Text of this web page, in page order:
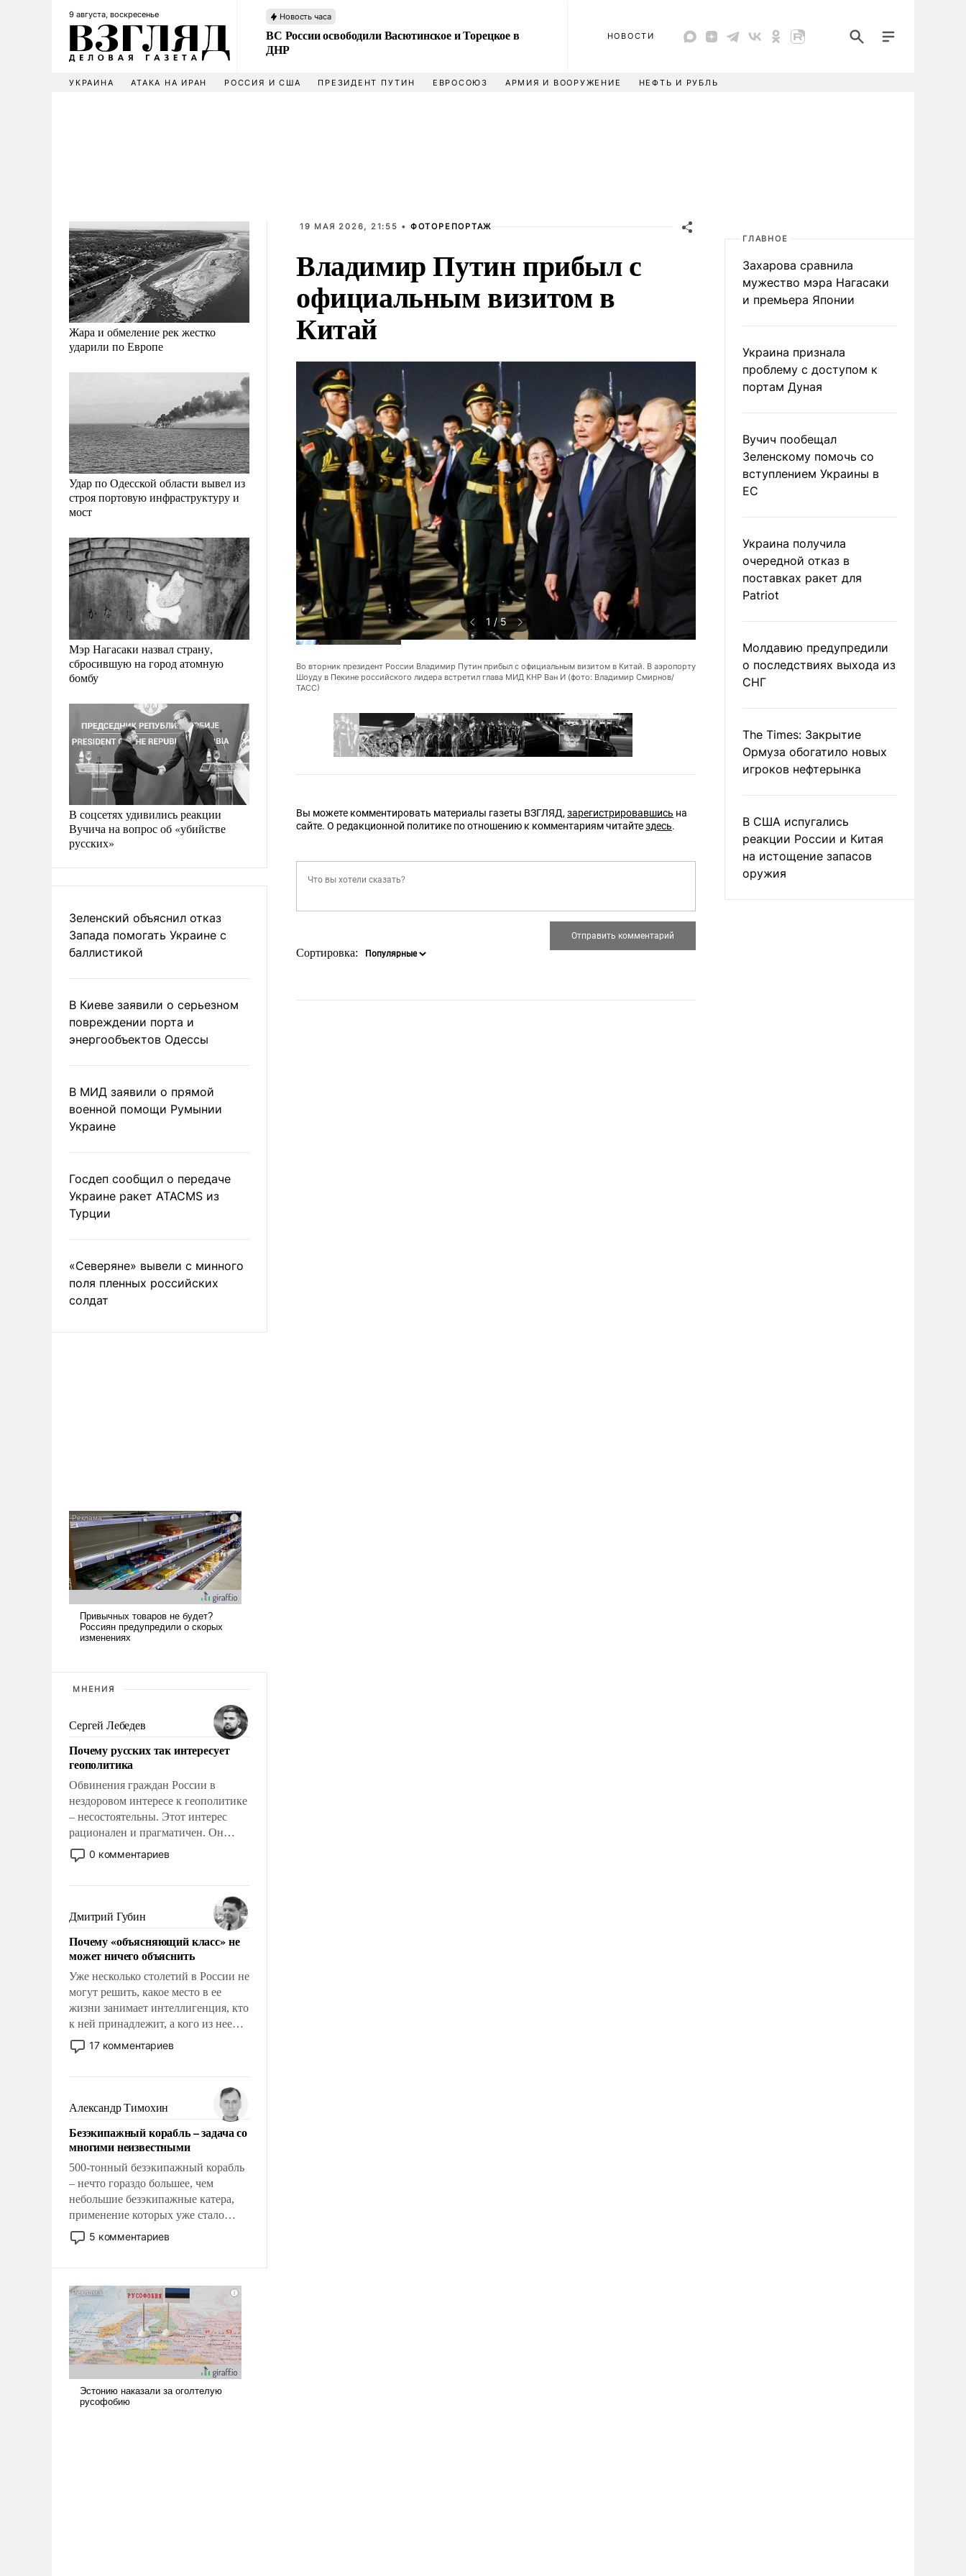
9 августа, воскресенье Новость часа
ВС России освободили Васютинское и Торецкое в
ДНР
НОВОСТИ
УКРАИНА АТАКА НА ИРАН РОССИЯ И США ПРЕЗИДЕНТ ПУТИН ЕВРОСОЮЗ АРМИЯ И ВООРУЖЕНИЕ НЕФТЬ И РУБЛЬ
Жара и обмеление рек жестко
ударили по Европе
Удар по Одесской области вывел из
строя портовую инфраструктуру и
мост
Мэр Нагасаки назвал страну,
сбросившую на город атомную
бомбу
В соцсетях удивились реакции
Вучича на вопрос об «убийстве
русских»
Зеленский объяснил отказ
Запада помогать Украине с
баллистикой
В Киеве заявили о серьезном
повреждении порта и
энергообъектов Одессы
В МИД заявили о прямой
военной помощи Румынии
Украине
Госдеп сообщил о передаче
Украине ракет ATACMS из
Турции
«Северяне» вывели с минного
поля пленных российских
солдат
МНЕНИЯ
Сергей Лебедев
Почему русских так интересует
геополитика
Обвинения граждан России в
нездоровом интересе к геополитике
– несостоятельны. Этот интерес
рационален и прагматичен. Он
обусловлен тысячелетним опытом
выживания в крайне непростых
знанием, что мировая политика
имеет свойство заявляться на порог
нашего дома.
0 комментариев
Дмитрий Губин
Почему «объясняющий класс» не
может ничего объяснить
Уже несколько столетий в России не
могут решить, какое место в ее
жизни занимает интеллигенция, кто
к ней принадлежит, а кого из нее
исключили с правом
восстановления и без оного. И чем
казалось, что эти вопросы решены
раз и навсегда, но – нет, не решены.
17 комментариев
Александр Тимохин
Безэкипажный корабль – задача со
многими неизвестными
500-тонный безэкипажный корабль
– нечто гораздо большее, чем
небольшие безэкипажные катера,
применение которых уже стало
обыденностью. Задача по созданию
такого корабля очень сложна и
наши боевые возможности.
5 комментариев
19 МАЯ 2026, 21:55 • ФОТОРЕПОРТАЖ
Владимир Путин прибыл с
официальным визитом в
Китай
самолета ожидал автомобиль Aurus с китайскими номерами, на котором
в ходе своего визита (фото: Владимир Смирнов/ТАСС)
Во вторник президент России Владимир Путин прибыл с официальным визитом в Китай. В аэропорту
Шоуду в Пекине российского лидера встретил глава МИД КНР Ван И (фото: Владимир Смирнов/
ТАСС)
В Пекине у трапа Владимира Путина встречали дети в голубых
приветствовали российского лидера флагами России и Китая
1 /5
Вы можете комментировать материалы газеты ВЗГЛЯД, зарегистрировавшись на
сайте. О редакционной политике по отношению к комментариям читайтездесь.
Сортировка:
ГЛАВНОЕ
Захарова сравнила
мужество мэра Нагасаки
и премьера Японии
Украина признала
проблему с доступом к
портам Дуная
Вучич пообещал
Зеленскому помочь со
вступлением Украины в
ЕС
Украина получила
очередной отказ в
поставках ракет для
Patriot
Молдавию предупредили
о последствиях выхода из
СНГ
The Times: Закрытие
Ормуза обогатило новых
игроков нефтерынка
В США испугались
реакции России и Китая
на истощение запасов
оружия